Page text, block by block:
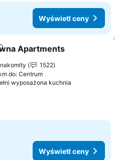
Wyświetl ceny
do ulubionych
Apartments
1522
do: Centrum
wyposażona kuchnia
Wyświetl ceny